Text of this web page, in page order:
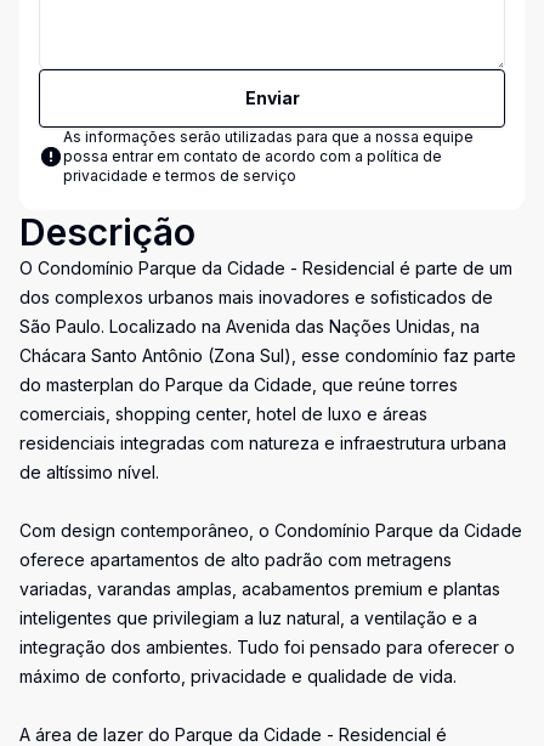
Enviar
As informações serão utilizadas para que a nossa equipe
possa entrar em contato de acordo com a política de
privacidade e termos de serviço
Descrição
O Condomínio Parque da Cidade - Residencial é parte de um
dos complexos urbanos mais inovadores e sofisticados de
São Paulo. Localizado na Avenida das Nações Unidas, na
Chácara Santo Antônio (Zona Sul), esse condomínio faz parte
do masterplan do Parque da Cidade, que reúne torres
comerciais, shopping center, hotel de luxo e áreas
residenciais integradas com natureza e infraestrutura urbana
de altíssimo nível.
Com design contemporâneo, o Condomínio Parque da Cidade
oferece apartamentos de alto padrão com metragens
variadas, varandas amplas, acabamentos premium e plantas
inteligentes que privilegiam a luz natural, a ventilação e a
integração dos ambientes. Tudo foi pensado para oferecer o
máximo de conforto, privacidade e qualidade de vida.
A área de lazer do Parque da Cidade - Residencial é